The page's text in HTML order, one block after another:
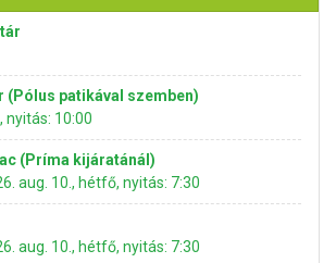
(Pólus patikával szemben)
10:00
(Príma kijáratánál)
aug. 10., hétfő, nyitás: 7:30
aug. 10., hétfő, nyitás: 7:30